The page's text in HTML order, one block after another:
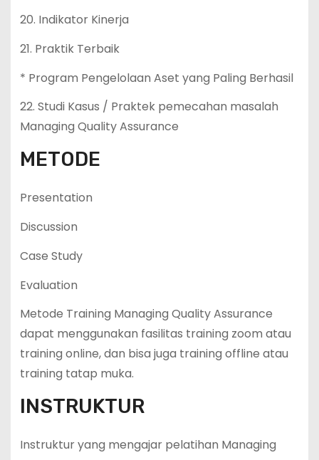
20. Indikator Kinerja
21. Praktik Terbaik
* Program Pengelolaan Aset yang Paling Berhasil
22. Studi Kasus / Praktek pemecahan masalah
Managing Quality Assurance
METODE
Presentation
Discussion
Case Study
Evaluation
Metode Training Managing Quality Assurance
dapat menggunakan fasilitas training zoom atau
training online, dan bisa juga training offline atau
training tatap muka.
INSTRUKTUR
Instruktur yang mengajar pelatihan Managing